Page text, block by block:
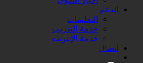
الدعم
التعليمات
خدمة التدريب
خدمة الإنترنت
اتصال